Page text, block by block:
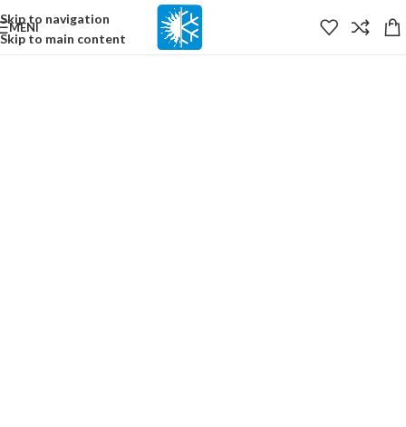
Skip to navigation
Skip to main content
MENI